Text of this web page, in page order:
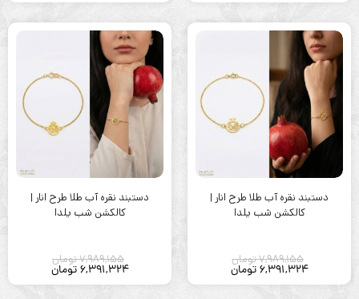
دستبند نقره آب طلا طرح انار |
کالکشن شب یلدا
7,989,155تومان
6,391,324 تومان
دستبند نقره آب طلا طرح انار |
کالکشن شب یلدا
7,989,155تومان
6,391,324 تومان